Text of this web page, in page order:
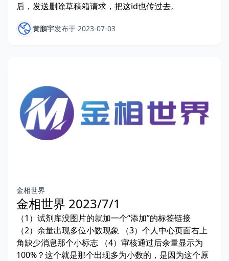
后，发送删除草稿箱请求，把这id也传过去。
黄鹏宇发布于 2023-07-03
金相世界
金相世界 2023/7/1
（1）试剂库没图片的就加一个“添加”的标签链接
（2）余量出现多位小数现象 （3）个人中心页面右上
角缺少消息那个小标志 （4）审核通过后余量显示为
100%？这个就是那个出现多为小数的，是因为这个原